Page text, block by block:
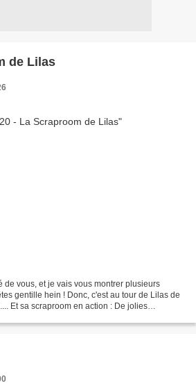
de Lilas
de vous, et je vais vous montrer plusieurs
gentille hein ! Donc, c'est au tour de Lilas de
Et sa scraproom en action : De jolies